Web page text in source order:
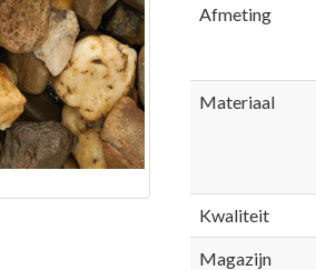
Afmeting
Materiaal
Kwaliteit
Magazijn